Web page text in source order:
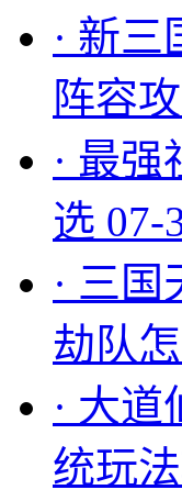
· 新三
阵容
· 最强
选 07-
· 三国
劫队
· 大道
统玩